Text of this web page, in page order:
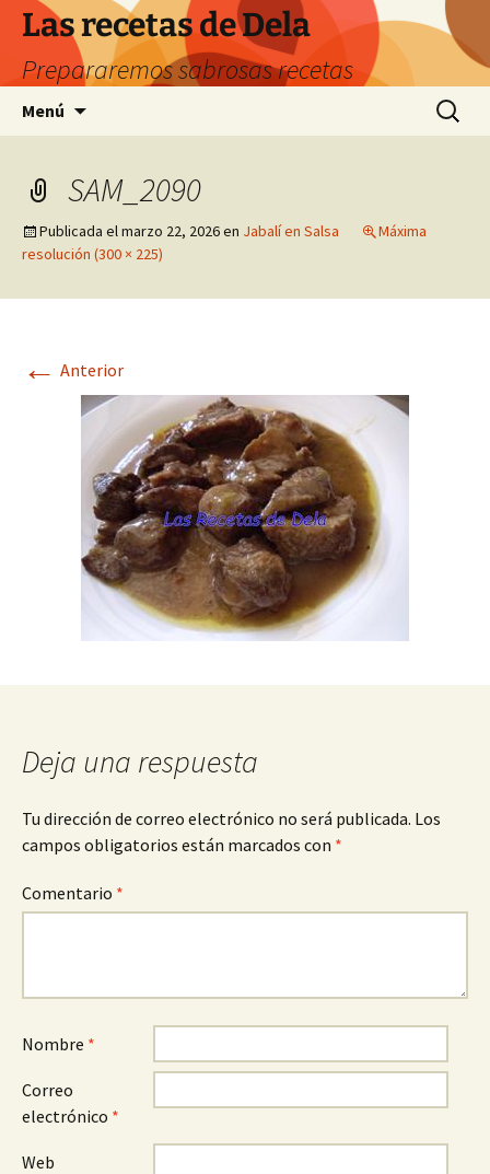
Saltar
contenido
Las recetas de Dela
Prepararemos sabrosas recetas
Menú Buscar:
SAM_2090
Publicada elmarzo 22, 2026en Jabalí en Salsa
Máxima
resolución (300 × 225)
← Anterior
Deja una respuesta
Tu dirección de correo electrónico no será publicada. Los
campos obligatorios están marcados con *
Comentario *
Nombre *
Correo
electrónico *
Web